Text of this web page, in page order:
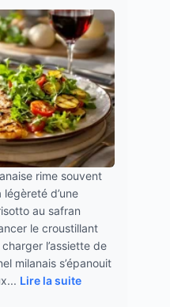
rime souvent
d’une
au safran
le croustillant
l’assiette de
milanais s’épanouit
Lire la suite